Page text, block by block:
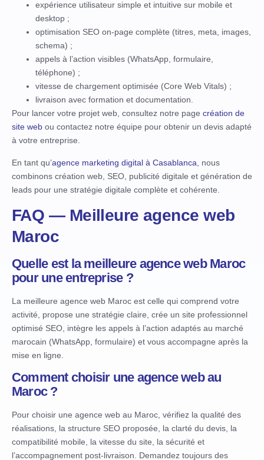
expérience utilisateur simple et intuitive sur mobile et
desktop ;
optimisation SEO on-page complète (titres, meta, images,
schema) ;
appels à l’action visibles (WhatsApp, formulaire,
téléphone) ;
vitesse de chargement optimisée (Core Web Vitals) ;
livraison avec formation et documentation.
Pour lancer votre projet web, consultez notre page création de
site web ou contactez notre équipe pour obtenir un devis adapté
à votre entreprise.
En tant qu’agence marketing digital à Casablanca , nous
combinons création web, SEO, publicité digitale et génération de
leads pour une stratégie digitale complète et cohérente.
FAQ — Meilleure agence web
Maroc
Quelle est la meilleure agence web Maroc
pour une entreprise ?
La meilleure agence web Maroc est celle qui comprend votre
activité, propose une stratégie claire, crée un site professionnel
optimisé SEO, intègre les appels à l’action adaptés au marché
marocain (WhatsApp, formulaire) et vous accompagne après la
mise en ligne.
Comment choisir une agence web au
Maroc ?
Pour choisir une agence web au Maroc, vérifiez la qualité des
réalisations, la structure SEO proposée, la clarté du devis, la
compatibilité mobile, la vitesse du site, la sécurité et
l’accompagnement post-livraison. Demandez toujours des